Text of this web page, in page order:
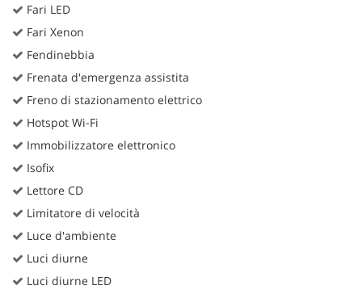
Fari LED
Fari Xenon
Fendinebbia
Frenata d'emergenza assistita
Freno di stazionamento elettrico
Hotspot Wi-Fi
Immobilizzatore elettronico
Isofix
Lettore CD
Limitatore di velocità
Luce d'ambiente
Luci diurne
Luci diurne LED